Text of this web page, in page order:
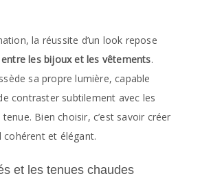
la réussite d’un look repose
entre les bijoux et les vêtements.
sa propre lumière, capable
contraster subtilement avec les
Bien choisir, c’est savoir créer
cohérent et élégant.
et les tenues chaudes